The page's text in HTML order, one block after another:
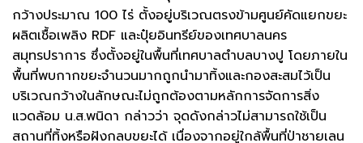
กว้างประมาณ 100 ไร่ ตั้งอยู่บริเวณตรงข้ามศูนย์คัดแยกขยะ
ผลิตเชื้อเพลิง RDF และปุ๋ยอินทรีย์ของเทศบาลนคร
สมุทรปราการ ซึ่งตั้งอยู่ในพื้นที่เทศบาลตำบลบางปู โดยภายใน
พื้นที่พบกากขยะจำนวนมากถูกนำมาทิ้งและกองสะสมไว้เป็น
บริเวณกว้างในลักษณะไม่ถูกต้องตามหลักการจัดการสิ่ง
แวดล้อม น.ส.พนิดา กล่าวว่า จุดดังกล่าวไม่สามารถใช้เป็น
สถานที่ทิ้งหรือฝังกลบขยะได้ เนื่องจากอยู่ใกล้พื้นที่ป่าชายเลน